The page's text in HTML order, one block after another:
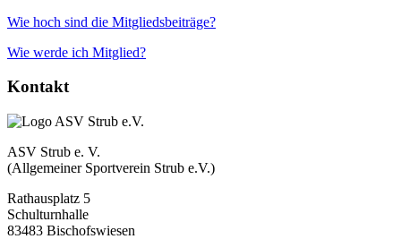
Wie hoch sind die Mitgliedsbeiträge?
Wie werde ich Mitglied?
Kontakt
ASV Strub e. V.
(Allgemeiner Sportverein Strub e.V.)
Rathausplatz 5
Schulturnhalle
83483 Bischofswiesen